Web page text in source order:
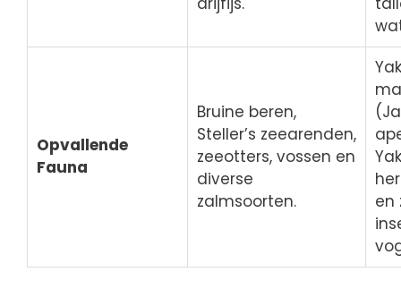
Opvallende
Fauna
Bruine beren,
Steller’s zeearenden,
zeeotters, vossen en
diverse
zalmsoorten.
en